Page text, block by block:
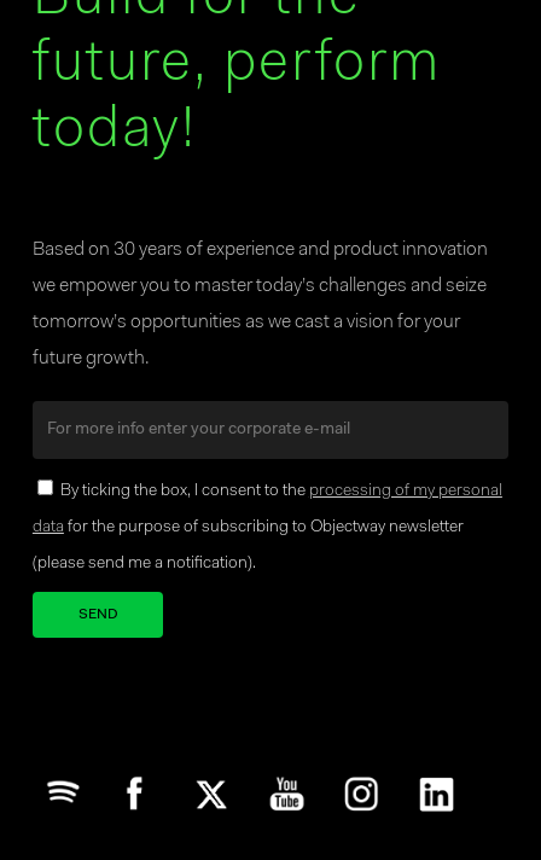
future, perform
today!
Based on 30 years of experience and product innovation
we empower you to master today’s challenges and seize
tomorrow’s opportunities as we cast a vision for your
future growth.
By ticking the box, I consent to the processing of my personal
data for the purpose of subscribing to Objectway newsletter
(please send me a notification).